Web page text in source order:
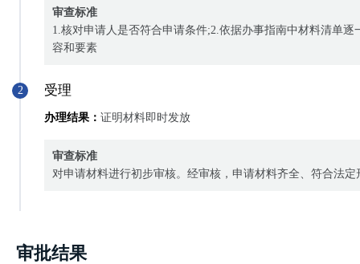
政治教育、职业道德教育，树立敬业精神。对认真履行职责的优秀教
《残疾人教育条例》（国务院令第161号，国务院令第638号修改）
(一)在残疾人教育教学、教学研究方面做出突出贡献的；
(三)研究、生产残疾人教育专用仪器、设备、教具和学具，在提高残
(四)在残疾人学校建设中取得显著成绩的；
(五)为残疾人教育事业做出其他重大贡献的
第二十六条对在学校体育工作中成绩显著的单位和个人，各级教育
第三十一条对在学校卫生工作中成绩显著的单位或者个人，各级教
审查标准
1.核对申请人是否符合申请条件;2.依据办事指南中材料清单
容和要素
2 受理
办理结果： 证明材料即时发放
审查标准
对申请材料进行初步审核。经审核，申请材料齐全、符合法
审批结果